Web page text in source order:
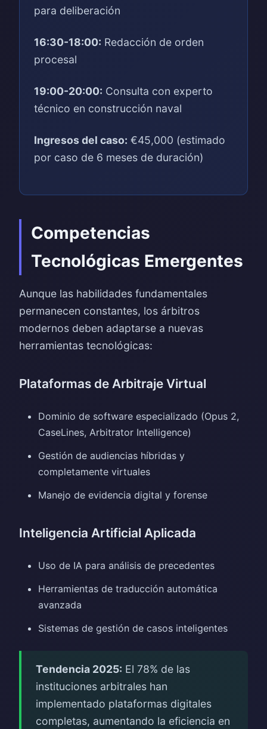
para deliberación
16:30-18:00: Redacción de orden
procesal
19:00-20:00: Consulta con experto
técnico en construcción naval
Ingresos del caso: €45,000 (estimado
por caso de 6 meses de duración)
Competencias
Tecnológicas Emergentes
Aunque las habilidades fundamentales
permanecen constantes, los árbitros
modernos deben adaptarse a nuevas
herramientas tecnológicas:
Plataformas de Arbitraje Virtual
Dominio de software especializado (Opus 2,
CaseLines, Arbitrator Intelligence)
Gestión de audiencias híbridas y
completamente virtuales
Manejo de evidencia digital y forense
Inteligencia Artificial Aplicada
Uso de IA para análisis de precedentes
Herramientas de traducción automática
avanzada
Sistemas de gestión de casos inteligentes
Tendencia 2025: El 78% de las
instituciones arbitrales han
implementado plataformas digitales
completas, aumentando la eficiencia en